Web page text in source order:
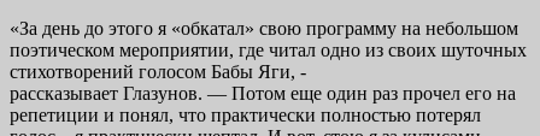
«За день до этого я «обкатал» свою программу на небольшом
поэтическом мероприятии, где читал одно из своих шуточных
стихотворений голосом Бабы Яги, -
рассказывает Глазунов. — Потом еще один раз прочел его на
репетиции и понял, что практически полностью потерял